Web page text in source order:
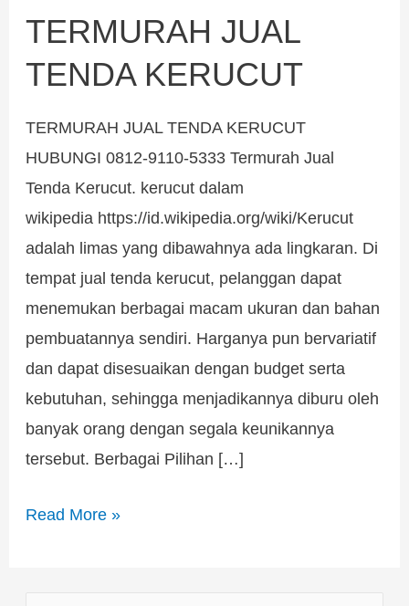
TERMURAH JUAL
TENDA KERUCUT
TERMURAH JUAL TENDA KERUCUT
HUBUNGI 0812-9110-5333 Termurah Jual
Tenda Kerucut. kerucut dalam
wikipedia https://id.wikipedia.org/wiki/Kerucut
adalah limas yang dibawahnya ada lingkaran. Di
tempat jual tenda kerucut, pelanggan dapat
menemukan berbagai macam ukuran dan bahan
pembuatannya sendiri. Harganya pun bervariatif
dan dapat disesuaikan dengan budget serta
kebutuhan, sehingga menjadikannya diburu oleh
banyak orang dengan segala keunikannya
tersebut. Berbagai Pilihan […]
Read More »